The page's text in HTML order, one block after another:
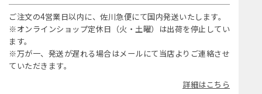
ご注文の4営業日以内に、佐川急便にて国内発送いたします。
※オンラインショップ定休日（火・土曜）は出荷を停止してい
ます。
※万が一、発送が遅れる場合はメールにて当店よりご連絡させ
ていただきます。
詳細はこちら